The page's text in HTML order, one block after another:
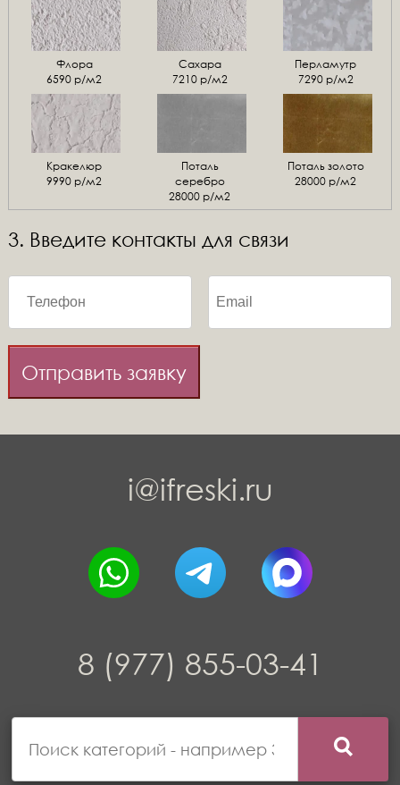
Флора
6590 р/м2
Сахара
7210 р/м2
Перламутр
7290 р/м2
Кракелюр
9990 р/м2
Поталь
серебро
28000 р/м2
Поталь золото
28000 р/м2
3. Введите контакты для связи
Отправить заявку
i@ifreski.ru
8 (977) 855-03-41